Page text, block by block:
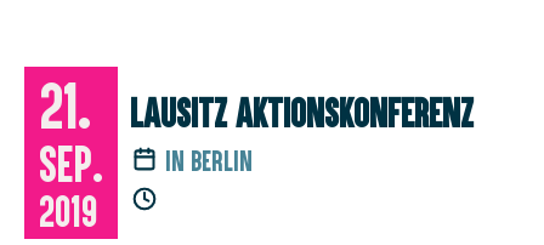
21.
Sep.
2019
Lausitz Aktionskonferenz
in Berlin